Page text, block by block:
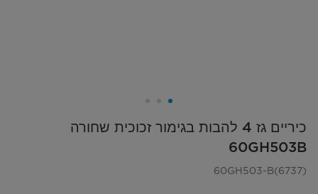
כיריים גז 4 להבות בגימור זכוכית שחורה
60GH503B
60GH503-B(6737)